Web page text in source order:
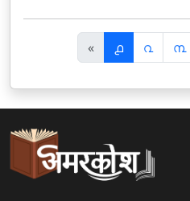
«पि
छ
ला
൧ ൨ ൩